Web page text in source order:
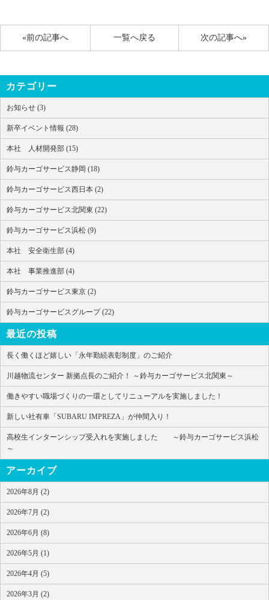
«前の記事へ 次の記事へ»
一覧へ戻る
カテゴリー
お知らせ (3)
新卒イベント情報 (28)
本社 人材開発部 (15)
鈴与カーゴサービス静岡 (18)
鈴与カーゴサービス西日本 (2)
鈴与カーゴサービス北関東 (22)
鈴与カーゴサービス浜松 (9)
本社 安全衛生部 (4)
本社 事業推進部 (4)
鈴与カーゴサービス東京 (2)
鈴与カーゴサービスグループ (22)
最近の投稿
長く働くほど嬉しい「永年勤続表彰制度」のご紹介
川越物流センター 新拠点長のご紹介！ ～鈴与カーゴサービス北関東～
働きやすい職場づくりの一環としてリニューアルを実施しました！
新しい社有車「SUBARU IMPREZA」が仲間入り！
高校生インターンシップ受入れを実施しました ～鈴与カーゴサービス浜松
～
アーカイブ
2026年8月 (2)
2026年7月 (2)
2026年6月 (8)
2026年5月 (1)
2026年4月 (5)
2026年3月 (2)